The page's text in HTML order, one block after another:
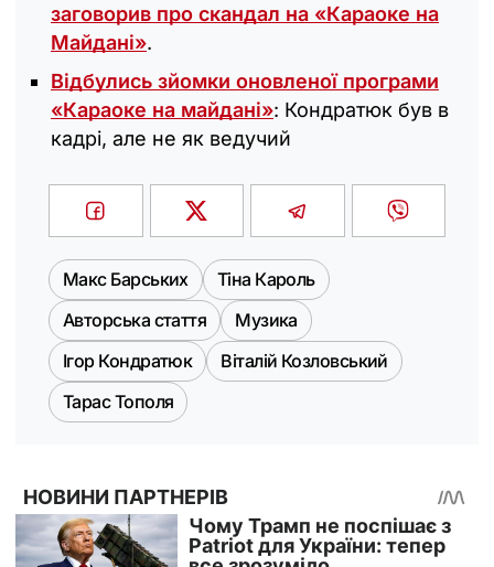
заговорив про скандал на «Караоке на
Майдані».
Відбулись зйомки оновленої програми
«Караоке на майдані»: Кондратюк був в
кадрі, але не як ведучий
Макс Барських
Тіна Кароль
Авторська стаття
Музика
Ігор Кондратюк
Віталій Козловський
Тарас Тополя